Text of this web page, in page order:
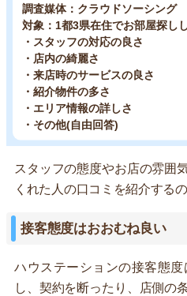
調査媒体：クラウドソーシング
対象：1都3県在住でお部屋探し
・スタッフの対応の良さ
・店内の綺麗さ
・来店時のサービスの良さ
・紹介物件の多さ
・エリア情報の詳しさ
・その他(自由回答)
スタッフの態度やお店の雰囲
くれた人の口コミを紹介する
接客態度はおおむね良い
ハウステーションの接客態
し、契約を断ったり、店側の